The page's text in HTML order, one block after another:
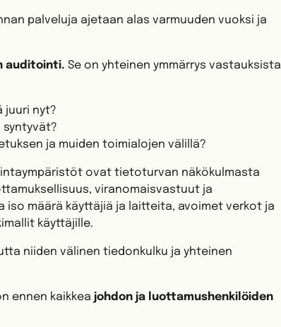
palveluja ajetaan alas varmuuden vuoksi ja
auditointi. Se on yhteinen ymmärrys vastauksista
juuri nyt?
syntyvät?
ja muiden toimialojen välillä?
ovat tietoturvan näkökulmasta
viranomaisvastuut ja
iso määrä käyttäjiä ja laitteita, avoimet verkot ja
käyttäjille.
niiden välinen tiedonkulku ja yhteinen
ennen kaikkea johdon ja luottamushenkilöiden